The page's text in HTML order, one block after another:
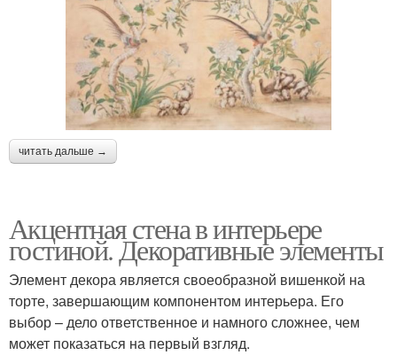
читать дальше →
Акцентная стена в интерьере
гостиной. Декоративные элементы
Элемент декора является своеобразной вишенкой на
торте, завершающим компонентом интерьера. Его
выбор – дело ответственное и намного сложнее, чем
может показаться на первый взгляд.